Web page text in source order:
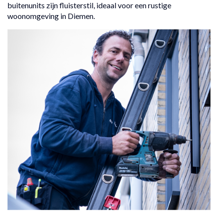
buitenunits zijn fluisterstil, ideaal voor een rustige
woonomgeving in Diemen.